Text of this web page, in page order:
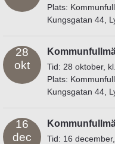
Plats:
Kungsgatan 44,
28
okt
Tid: 28 oktober,
Plats:
Kungsgatan 44,
16
dec
Tid: 16